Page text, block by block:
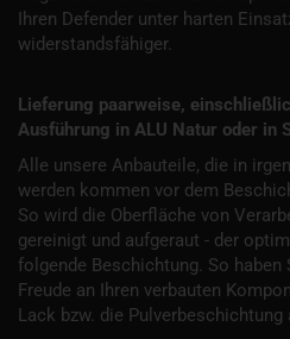
Ihren Defender unter harten
widerstandsfähiger.
Lieferung paarweise,
Ausführung in ALU Natur oder in
Alle unsere Anbauteile, die in
werden kommen vor dem
So wird die Oberfläche von
gereinigt und aufgeraut - der
folgende Beschichtung. So haben
Freude an Ihren verbauten
Lack bzw. die Pulverbeschichtung